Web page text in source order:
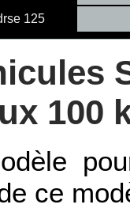
125
100
ce